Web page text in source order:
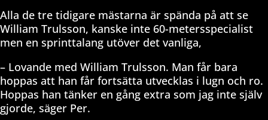
Alla de tre tidigare mästarna är spända på att se
William Trulsson, kanske inte 60-metersspecialist
men en sprinttalang utöver det vanliga,
– Lovande med William Trulsson. Man får bara
hoppas att han får fortsätta utvecklas i lugn och ro.
Hoppas han tänker en gång extra som jag inte själv
gjorde, säger Per.